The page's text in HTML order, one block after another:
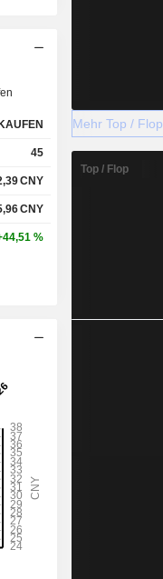
45
CNY
CNY
%
Mehr Top / Flop
Top / Flop